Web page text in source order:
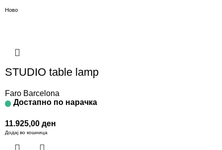
Ново
STUDIO table lamp
Faro Barcelona
Достапно по нарачка
11.925,00 ден
Додај во кошница